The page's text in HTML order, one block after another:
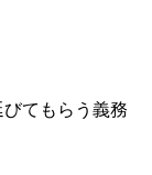
びてもらう義務